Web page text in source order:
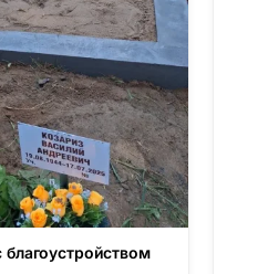
благоустройством